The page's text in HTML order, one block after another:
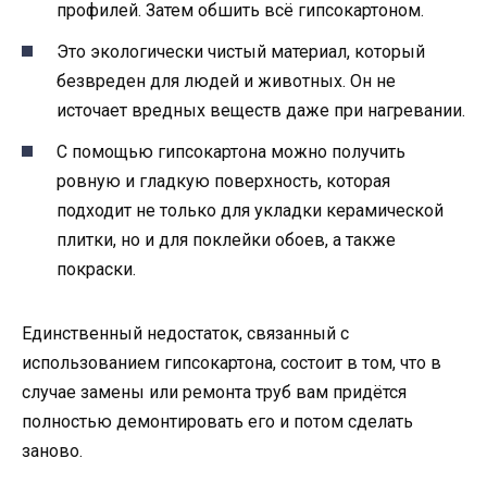
профилей. Затем обшить всё гипсокартоном.
Это экологически чистый материал, который
безвреден для людей и животных. Он не
источает вредных веществ даже при нагревании.
С помощью гипсокартона можно получить
ровную и гладкую поверхность, которая
подходит не только для укладки керамической
плитки, но и для поклейки обоев, а также
покраски.
Единственный недостаток, связанный с
использованием гипсокартона, состоит в том, что в
случае замены или ремонта труб вам придётся
полностью демонтировать его и потом сделать
заново.